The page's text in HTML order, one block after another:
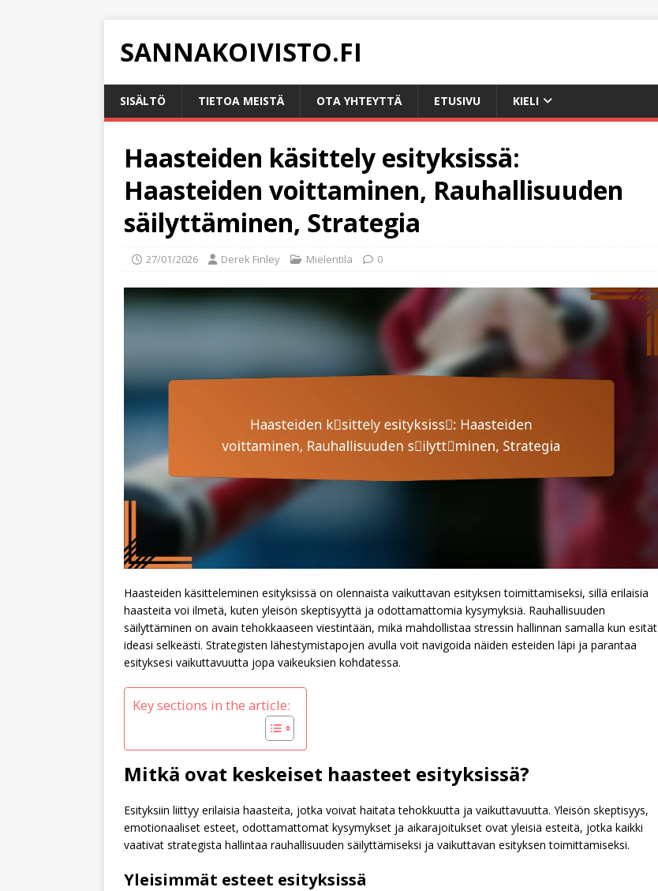
SANNAKOIVISTO.FI
SISÄLTÖ TIETOA MEISTÄ OTA YHTEYTTÄ ETUSIVU KIELI
Haasteiden käsittely esityksissä:
Haasteiden voittaminen, Rauhallisuuden
säilyttäminen, Strategia
27/01/2026 Derek Finley Mielentila 0
Haasteiden käsitteleminen esityksissä on olennaista vaikuttavan esityksen toimittamiseksi, sillä erilaisia
haasteita voi ilmetä, kuten yleisön skeptisyyttä ja odottamattomia kysymyksiä. Rauhallisuuden
säilyttäminen on avain tehokkaaseen viestintään, mikä mahdollistaa stressin hallinnan samalla kun esität
ideasi selkeästi. Strategisten lähestymistapojen avulla voit navigoida näiden esteiden läpi ja parantaa
esityksesi vaikuttavuutta jopa vaikeuksien kohdatessa.
Key sections in the article:
Mitkä ovat keskeiset haasteet esityksissä?
Esityksiin liittyy erilaisia haasteita, jotka voivat haitata tehokkuutta ja vaikuttavuutta. Yleisön skeptisyys,
emotionaaliset esteet, odottamattomat kysymykset ja aikarajoitukset ovat yleisiä esteitä, jotka kaikki
vaativat strategista hallintaa rauhallisuuden säilyttämiseksi ja vaikuttavan esityksen toimittamiseksi.
Yleisimmät esteet esityksissä